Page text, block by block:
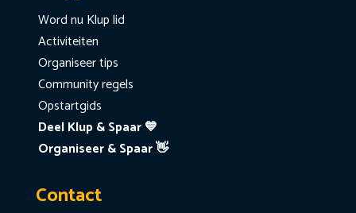
Word nu Klup lid
Activiteiten
Organiseer tips
Community regels
Opstartgids
Deel Klup & Spaar 💙
Organiseer & Spaar 👋
Contact